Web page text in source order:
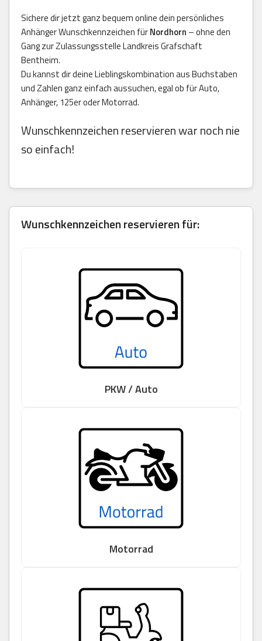
Sichere dir jetzt ganz bequem online dein persönliches
Anhänger Wunschkennzeichen fürNordhorn – ohne den
Gang zur Zulassungsstelle Landkreis Grafschaft
Bentheim.
Du kannst dir deine Lieblingskombination aus Buchstaben
und Zahlen ganz einfach aussuchen, egal ob für Auto,
Anhänger, 125er oder Motorrad.
Wunschkennzeichen reservieren war noch nie
so einfach!
Wunschkennzeichen reservieren für:
PKW / Auto
Motorrad